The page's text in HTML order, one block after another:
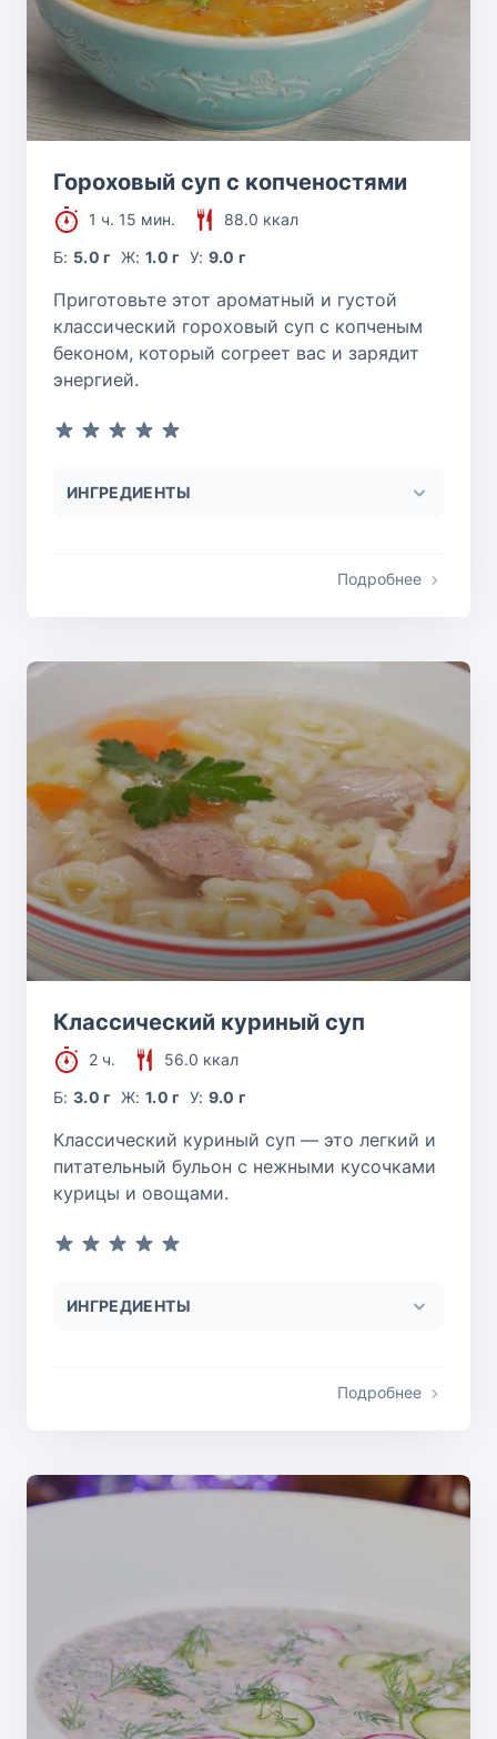
Гороховый суп с копченостями
1 ч. 15 мин.
88.0 ккал
Б: 5.0 г Ж: 1.0 г У: 9.0 г
Приготовьте этот ароматный и густой
классический гороховый суп с копченым
беконом, который согреет вас и зарядит
энергией.
ИНГРЕДИЕНТЫ
Подробнее
Классический куриный суп
2 ч.
56.0 ккал
Б:3.0 г Ж: 1.0 г У: 9.0 г
Классический куриный суп — это легкий и
питательный бульон с нежными кусочками
курицы и овощами.
ИНГРЕДИЕНТЫ
Подробнее